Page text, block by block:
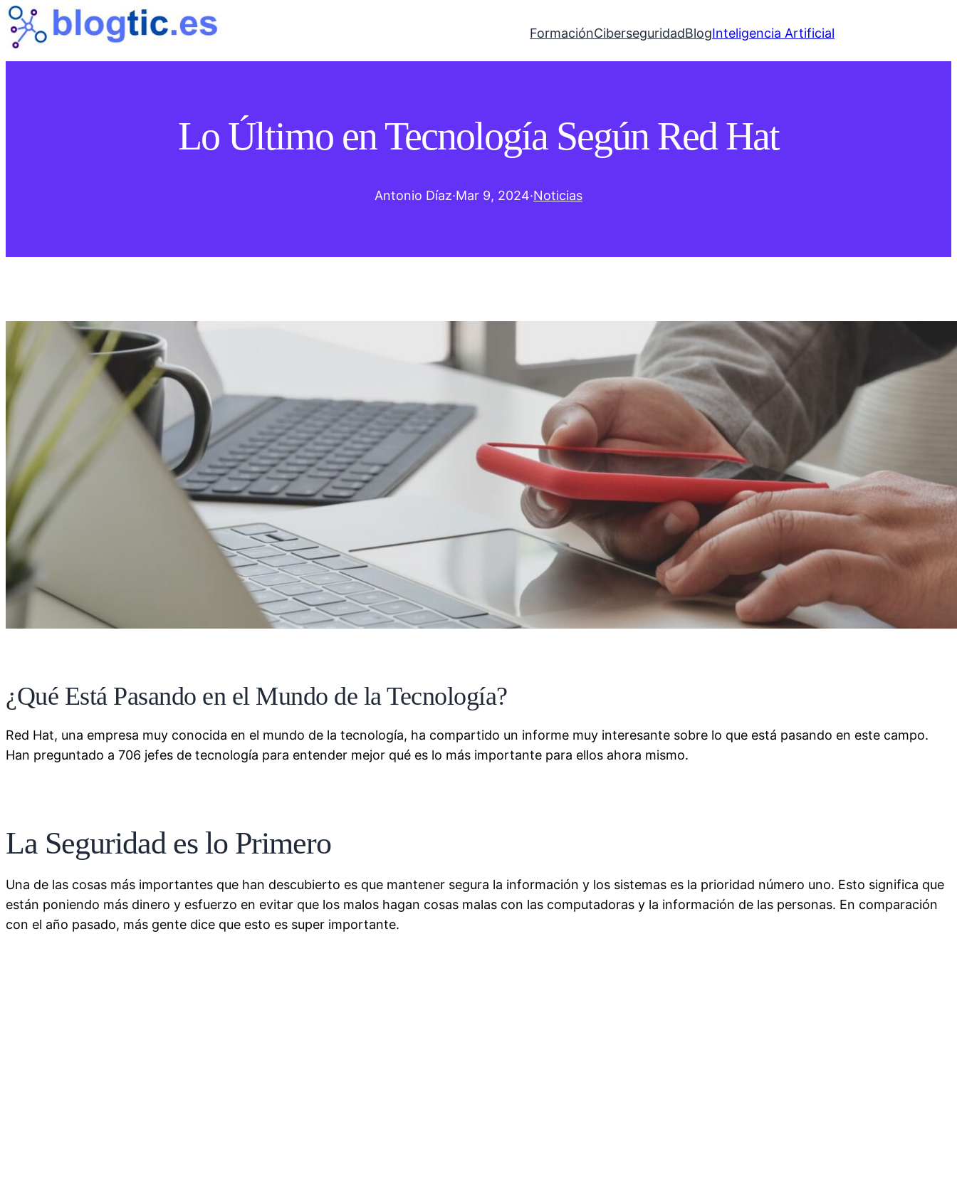
FormaciónCiberseguridadBlogInteligencia Artificial
Lo Último en Tecnología Según Red Hat
Antonio Díaz·Mar 9, 2024·Noticias
¿Qué Está Pasando en el Mundo de la Tecnología?
Red Hat, una empresa muy conocida en el mundo de la tecnología, ha compartido un informe muy interesante sobre lo que está pasando en este campo.
Han preguntado a 706 jefes de tecnología para entender mejor qué es lo más importante para ellos ahora mismo.
La Seguridad es lo Primero
Una de las cosas más importantes que han descubierto es que mantener segura la información y los sistemas es la prioridad número uno. Esto significa que
están poniendo más dinero y esfuerzo en evitar que los malos hagan cosas malas con las computadoras y la información de las personas. En comparación
con el año pasado, más gente dice que esto es super importante.